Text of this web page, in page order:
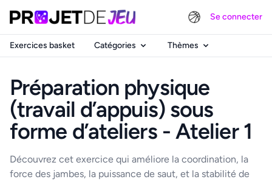
Se connecter
Exercices basket Catégories Thèmes
Préparation physique
(travail d’appuis) sous
forme d’ateliers - Atelier 1
Découvrez cet exercice qui améliore la coordination, la
force des jambes, la puissance de saut, et la stabilité de